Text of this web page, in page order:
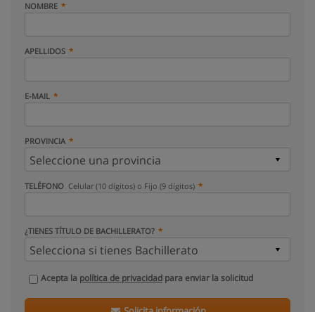
NOMBRE
APELLIDOS
E-MAIL
PROVINCIA
TELÉFONO Celular (10 dígitos) o Fijo (9 dígitos)
¿TIENES TÍTULO DE BACHILLERATO?
Acepta la política de privacidad para enviar la solicitud